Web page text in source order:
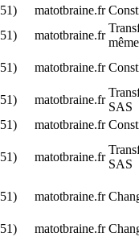
matotbraine.fr
matotbraine.fr
matotbraine.fr
matotbraine.fr
SAS
matotbraine.fr
matotbraine.fr
SAS
matotbraine.fr
matotbraine.fr